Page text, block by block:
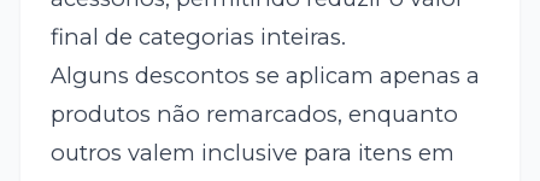
final de categorias inteiras.
Alguns descontos se aplicam apenas a
produtos não remarcados, enquanto
outros valem inclusive para itens em